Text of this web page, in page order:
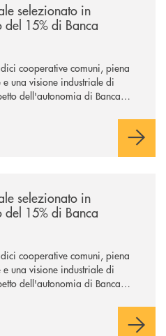
selezionato in
del 15% di Banca
cooperative comuni, piena
una visione industriale di
dell'autonomia di Banca
finalizzazione dell’operazione.
selezionato in
del 15% di Banca
cooperative comuni, piena
una visione industriale di
dell'autonomia di Banca
finalizzazione dell’operazione.